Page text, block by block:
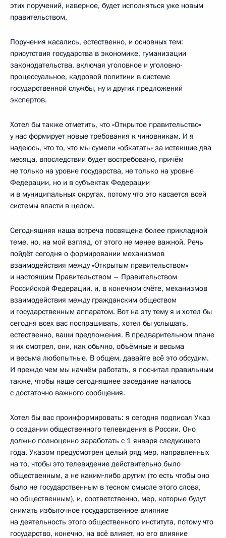
этих поручений, наверное, будет исполняться уже новым
правительством.
Поручения касались, естественно, и основных тем:
присутствия государства в экономике, гуманизации
законодательства, включая уголовное и уголовно-
процессуальное, кадровой политики в системе
государственной службы, ну и других предложений
экспертов.
Хотел бы также отметить, что «Открытое правительство»
у нас формирует новые требования к чиновникам. И я
надеюсь, что то, что мы сумели «обкатать» за истекшие два
месяца, впоследствии будет востребовано, причём
не только на уровне государства, не только на уровне
Федерации, но и в субъектах Федерации
и в муниципальных округах, потому что это касается всей
системы власти в целом.
Сегодняшняя наша встреча посвящена более прикладной
теме, но, на мой взгляд, от этого не менее важной. Речь
пойдёт сегодня о формировании механизмов
взаимодействия между «Открытым правительством»
и настоящим Правительством – Правительством
Российской Федерации, и, в конечном счёте, механизмов
взаимодействия между гражданским обществом
и государственным аппаратом. Вот на эту тему я и хотел бы
сегодня всех вас поспрашивать, хотел бы услышать,
естественно, ваши предложения. В предварительном плане
я их смотрел, они, как обычно, объёмные и весьма
и весьма любопытные. В общем, давайте всё это обсудим.
И прежде чем мы начнём работать, я посчитал правильным
также, чтобы наше сегодняшнее заседание началось
с достаточно важного сообщения.
Хотел бы вас проинформировать: я сегодня подписал Указ
о создании общественного телевидения в России. Оно
должно полноценно заработать с 1 января следующего
года. Указом предусмотрен целый ряд мер, направленных
на то, чтобы это телевидение действительно было
общественным, а не каким‑либо другим (то есть чтобы оно
было не государственным в тесном смысле этого слова,
но общественным), и, соответственно, мер, которые будут
снимать избыточное государственное влияние
на деятельность этого общественного института, потому что
государство, конечно, на всё влияет, но его влияние